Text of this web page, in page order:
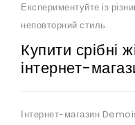
Експериментуйте із
неповторний стиль.
Купити срібні
інтернет-
Інтернет-магазин